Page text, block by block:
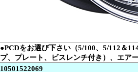
●PCDをお選び下さい（5/100、5/112＆
プ、プレート、ビスレンチ付き）、エア
10501522069